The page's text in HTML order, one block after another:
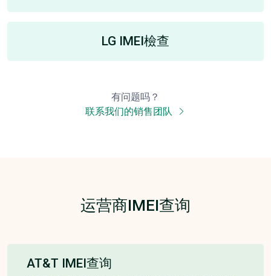
LG IMEI檢查
有问题吗？
联系我们的销售团队
运营商IMEI查询
AT&T IMEI查询